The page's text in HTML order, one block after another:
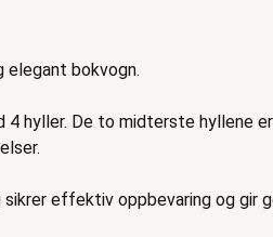
elegant bokvogn.
4 hyller. De to midterste hyllene
sikrer effektiv oppbevaring og gir